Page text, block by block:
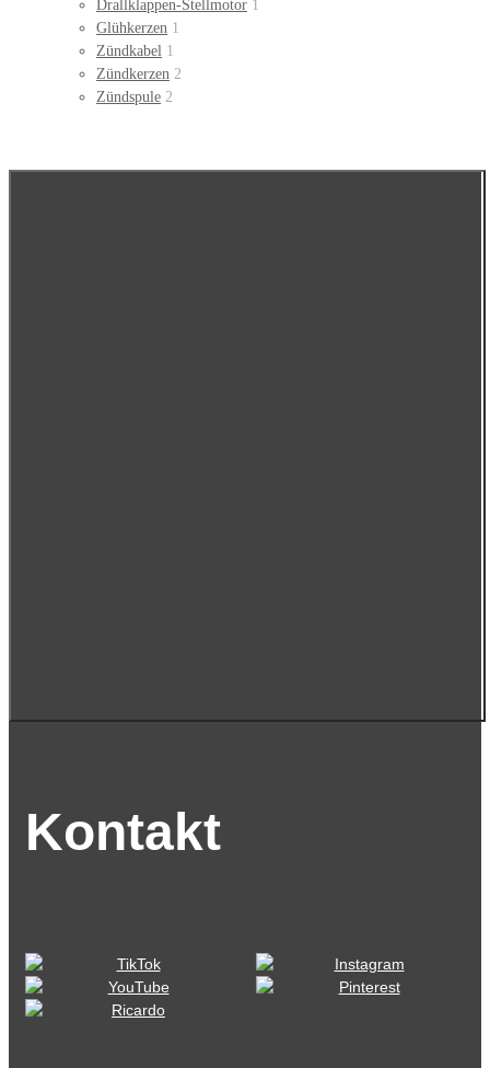
Drallklappen-Stellmotor 1
Glühkerzen 1
Zündkabel 1
Zündkerzen 2
Zündspule 2
Kontakt